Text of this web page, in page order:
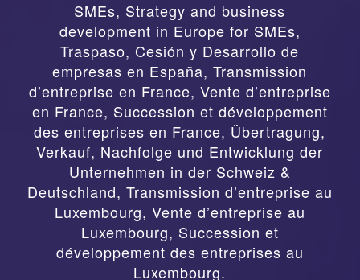
SMEs, Strategy and business
development in Europe for SMEs,
Traspaso, Cesión y Desarrollo de
empresas en España,Transmission
d’entreprise en France, Vente d’entreprise
en France, Succession et développement
des entreprises en France, Übertragung,
Verkauf, Nachfolge und Entwicklung der
Unternehmen in der Schweiz &
Deutschland, Transmission d’entreprise au
Luxembourg, Vente d’entreprise au
Luxembourg, Succession et
développement des entreprises au
Luxembourg.